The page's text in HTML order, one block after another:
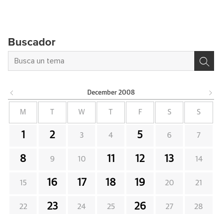
Buscador
December 2008
M W F S S
1 2 3 4 5 6 7
8 9 10 11 12 13 14
15 16 17 18 19 20 21
22 23 24 25 26 27 28